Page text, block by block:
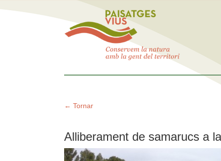
← Tornar
Alliberament de samarucs a